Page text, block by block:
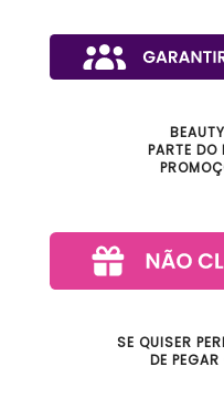
PARTE DO
SE QUISER
DE PEGAR